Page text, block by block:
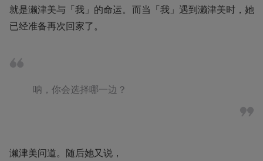
就是濑津美与「我」的命运。而当「我」遇到濑津美时，她
已经准备再次回家了。
呐，你会选择哪一边？
濑津美问道。随后她又说，